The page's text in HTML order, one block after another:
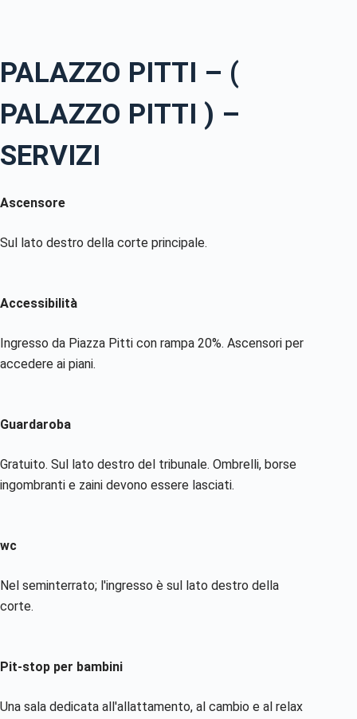
PALAZZO PITTI – (
PALAZZO PITTI ) –
SERVIZI
Ascensore
Sul lato destro della corte principale.
Accessibilità
Ingresso da Piazza Pitti con rampa 20%. Ascensori per
accedere ai piani.
Guardaroba
Gratuito. Sul lato destro del tribunale. Ombrelli, borse
ingombranti e zaini devono essere lasciati.
wc
Nel seminterrato; l'ingresso è sul lato destro della
corte.
Pit-stop per bambini
Una sala dedicata all'allattamento, al cambio e al relax